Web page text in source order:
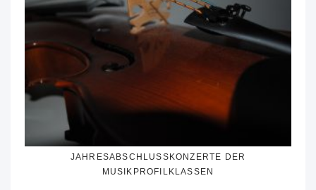
JAHRESABSCHLUSSKONZERTE DER
MUSIKPROFILKLASSEN